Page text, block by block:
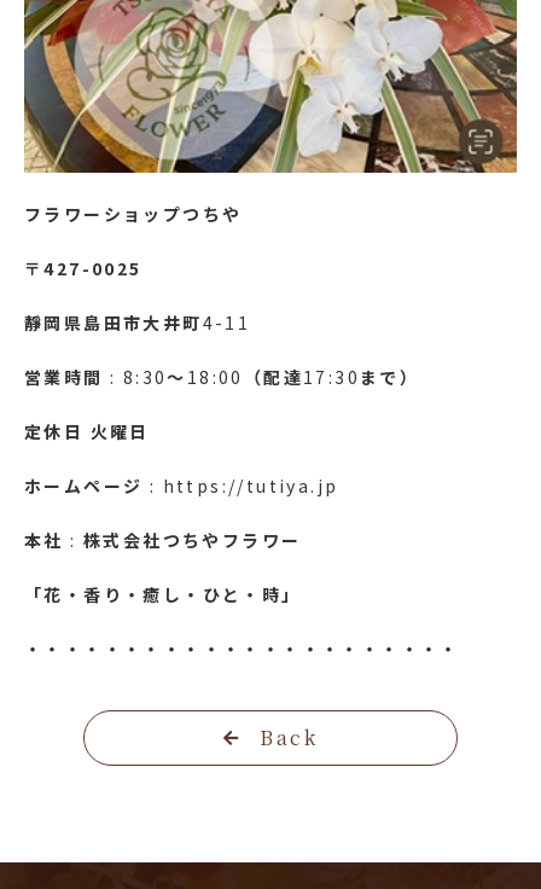
フラワーショップつちや
〒427-0025
靜岡県島田市大井町4-11
営業時間 : 8:30～ 18:00 （配達17:30 まで）
定休日 火曜日
ホームページ : https://tutiya.jp
本社 :株式会社つちやフラワー
「花・香り・癒し・ひと・時」
・・・・・・・・・・・・・・・・・・・・・・
Back